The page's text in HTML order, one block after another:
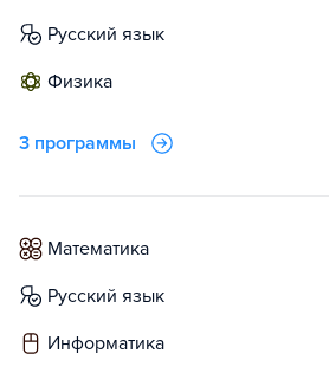
русский язык
физика
3 программы
математика
русский язык
информатика